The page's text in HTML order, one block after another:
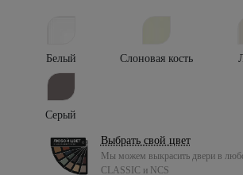
Белый Слоновая кость
Серый
Выбрать свой цвет
Мы можем выкрасить двери в
CLASSIC и NCS